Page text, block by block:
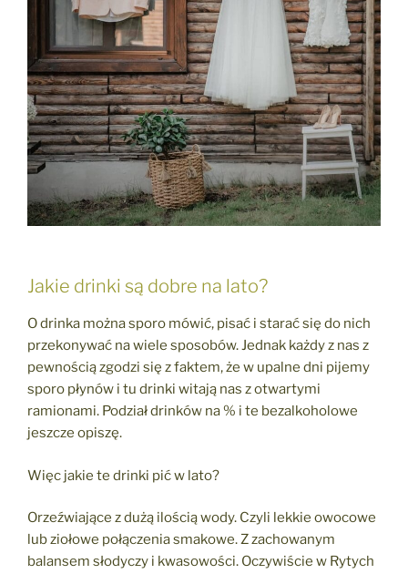
Jakie drinki są dobre na lato?
O drinka można sporo mówić, pisać i starać się do nich
przekonywać na wiele sposobów. Jednak każdy z nas z
pewnością zgodzi się z faktem, że w upalne dni pijemy
sporo płynów i tu drinki witają nas z otwartymi
ramionami. Podział drinków na % i te bezalkoholowe
jeszcze opiszę.
Więc jakie te drinki pić w lato?
Orzeźwiające z dużą ilością wody. Czyli lekkie owocowe
lub ziołowe połączenia smakowe. Z zachowanym
balansem słodyczy i kwasowości. Oczywiście w Rytych